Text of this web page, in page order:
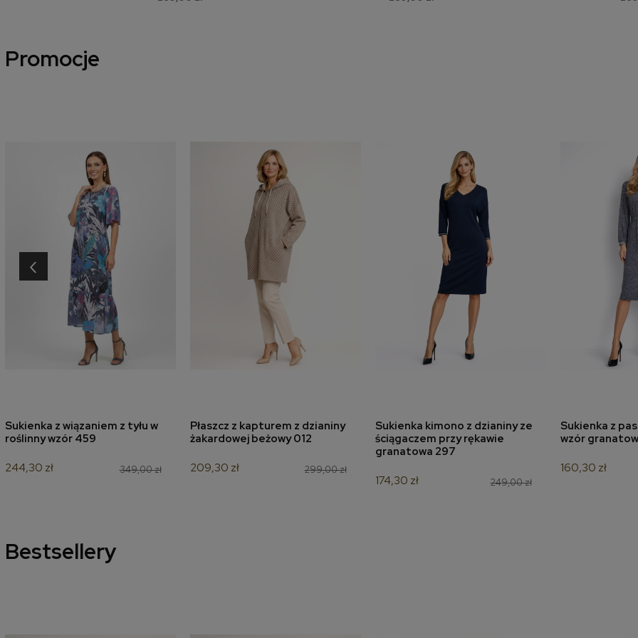
Promocje
dodaj do koszyka
Sukienka z wiązaniem z tyłu w
roślinny wzór 459
349,00 zł
244,30 zł
dodaj do koszyka
Płaszcz z kapturem z dzianiny
żakardowej beżowy 012
299,00 zł
209,30 zł
dodaj do koszyka
Sukienka kimono z dzianiny ze
ściągaczem przy rękawie
granatowa 297
249,00 zł
174,30 zł
dodaj
Sukienka z
wzór
160,30 zł
‹
Bestsellery